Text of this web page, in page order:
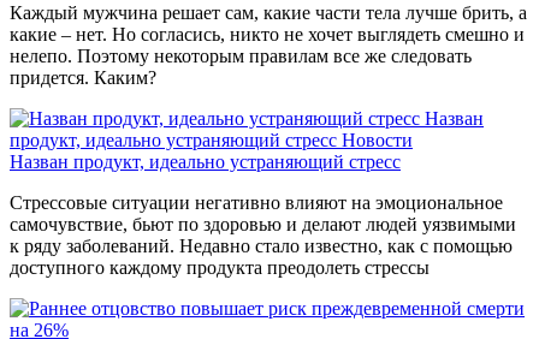
Каждый мужчина решает сам, какие части тела лучше брить, а
какие – нет. Но согласись, никто не хочет выглядеть смешно и
нелепо. Поэтому некоторым правилам все же следовать
придется. Каким?
Назван
продукт, идеально устраняющий стресс Новости
Назван продукт, идеально устраняющий стресс
Стрессовые ситуации негативно влияют на эмоциональное
самочувствие, бьют по здоровью и делают людей уязвимыми
к ряду заболеваний. Недавно стало известно, как с помощью
доступного каждому продукта преодолеть стрессы